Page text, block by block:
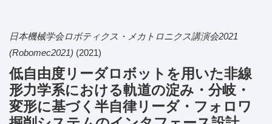
日本機械学会ロボティクス・メカトロニクス講演会2021
(Robomec2021) (2021)
低自由度リーダロボットを用いた非線
形力学系における軌道の淀み・分岐・
変形に基づく半自律リーダ・フォロワ